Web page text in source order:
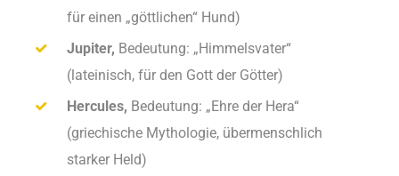
für einen „göttlichen“ Hund)
Jupiter, Bedeutung: „Himmelsvater“
(lateinisch, für den Gott der Götter)
Hercules, Bedeutung: „Ehre der Hera“
(griechische Mythologie, übermenschlich
starker Held)